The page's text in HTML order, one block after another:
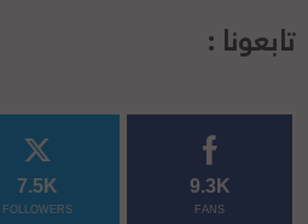
تابعونا :
9.3K
FANS
7.5K
FOLLOWERS